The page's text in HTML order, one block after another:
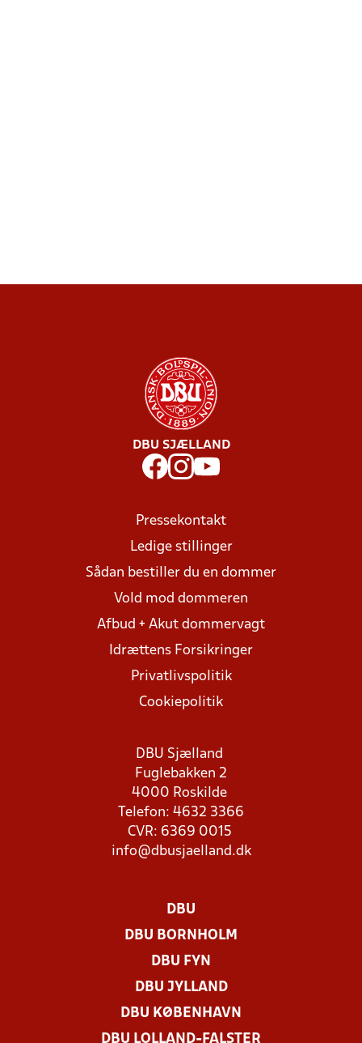
DBU SJÆLLAND
Pressekontakt
Ledige stillinger
Sådan bestiller du en dommer
Vold mod dommeren
Afbud + Akut dommervagt
Idrættens Forsikringer
Privatlivspolitik
Cookiepolitik
DBU Sjælland
Fuglebakken 2
4000 Roskilde
Telefon: 4632 3366
CVR: 6369 0015
info@dbusjaelland.dk
DBU
DBU BORNHOLM
DBU FYN
DBU JYLLAND
DBU KØBENHAVN
DBU LOLLAND-FALSTER